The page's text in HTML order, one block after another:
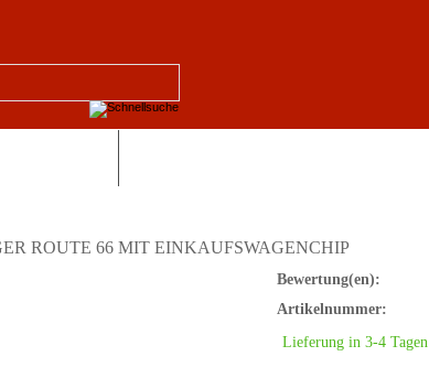
ROUTE 66 MIT EINKAUFSWAGENCHIP
Bewertung(en):
Artikelnummer:
Lieferung in 3-4 Tagen